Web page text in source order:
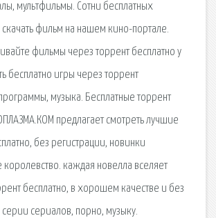
мультфильмы. Сотни бесплатных
фильм на нашем кино-портале.
фильмы через торрент бесплатно у
бесплатно игры через торрент
музыка. Бесплатные торрент
предлагает смотреть лучшие
без регистрации, новинки
каждая новелла вселяет
бесплатно, в хорошем качестве и без
сериалов, порно, музыку.